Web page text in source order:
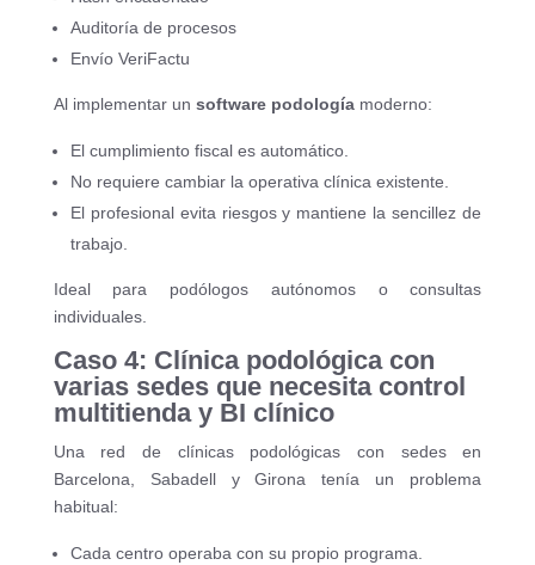
Auditoría de procesos
Envío VeriFactu
Al implementar un software podologíamoderno:
El cumplimiento fiscal es automático.
No requiere cambiar la operativa clínica existente.
El profesional evita riesgos y mantiene la sencillez de
trabajo.
Ideal para podólogos autónomos o consultas
individuales.
Caso 4: Clínica podológica con
varias sedes que necesita control
multitienda y BI clínico
Una red de clínicas podológicas con sedes en
Barcelona, Sabadell y Girona tenía un problema
habitual:
Cada centro operaba con su propio programa.